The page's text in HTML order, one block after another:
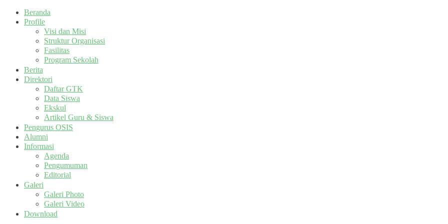
Beranda
Profile
Visi dan Misi
Struktur Organisasi
Fasilitas
Program Sekolah
Berita
Direktori
Daftar GTK
Data Siswa
Ekskul
Artikel Guru & Siswa
Pengurus OSIS
Alumni
Informasi
Agenda
Pengumuman
Editorial
Galeri
Galeri Photo
Galeri Video
Download